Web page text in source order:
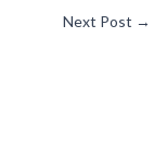
Next Post →